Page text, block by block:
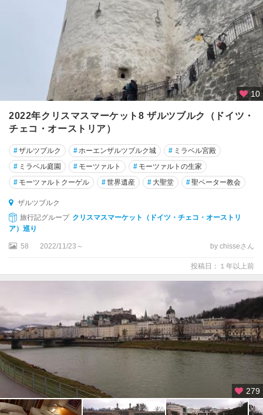
10
2022年クリスマスマーケット8 ザルツブルク（ドイツ・
チェコ・オーストリア）
#ザルツブルク #ホーエンザルツブルク城 # ミラベル宮殿
# ミラベル庭園 # モーツァルト # モーツァルトの生家
# モーツァルトクーゲル #世界遺産 # 大聖堂 #聖ペーター教会
ザルツブルク
旅行記グループ クリスマスマーケット（ドイツ・チェコ・オーストリ
ア）巡り
58 2022/11/23～ by chisseさん
投稿日：１年以上前
279